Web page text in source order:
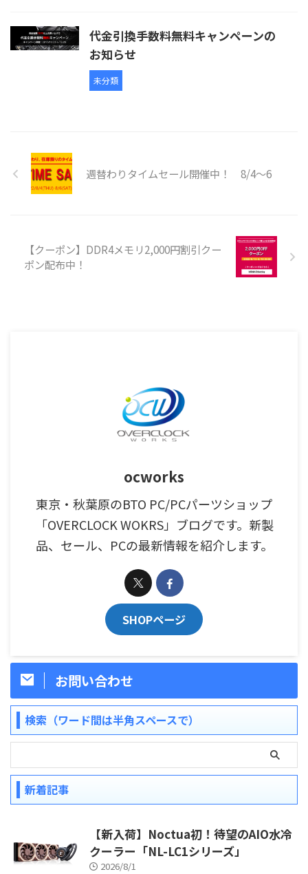
代金引換手数料無料キャンペーンの
お知らせ
未分類
週替わりタイムセール開催中！ 8/4～6
【クーポン】DDR4メモリ2,000円割引クー
ポン配布中！
ocworks
東京・秋葉原のBTO PC/PCパーツショップ
「OVERCLOCK WOKRS」ブログです。新製
品、セール、PCの最新情報を紹介します。
SHOPページ
お問い合わせ
検索（ワード間は半角スペースで）
新着記事
【新入荷】Noctua初！待望のAIO水冷
クーラー「NL-LC1シリーズ」
2026/8/1